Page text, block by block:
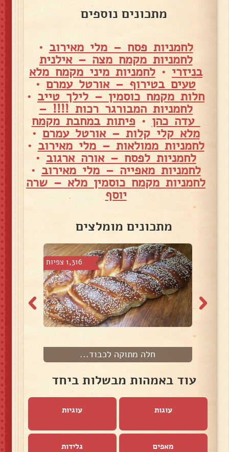
מתכונים נוספים
לחמניות פסח – מלי מאירוב •
לחמניות מקמח מצה – אילנית
בניזרי • לחמניות מיני מקמח מלא
טעים בטירוף – אורטל עמרם •
חלות מקמח כוסמין – לילך טייב •
לחמניות המבורגר רכות !!!! –
עדה כהן • פיתות במחבת מקמח
מלא קלי קלות – אורטל עמרם •
לחמניות ממולאות – מלי מאירוב •
לחמניות לפסח – אורה ארגוב •
לחמניות מאפייה – מלי מאירוב •
לחמניות מקמח כוסמין מלא – שרה
יוסף
מתכונים מומלצים
1,316 צפיות
חלה מתוקה לכבוד...
עוד באמהות מבשלות ביחד
עוגות עוגיות
מאפים גלידות